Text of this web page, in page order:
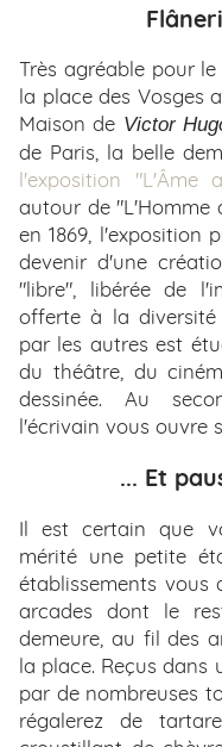
Très agréable pour
la place des Vosges
Maison de Victor
de Paris, la belle
l'exposition "L'Âme
autour de
en 1869, l'exposition
devenir d'une
"libre", libérée de
offerte à la
par les autres est
du théâtre, du
dessinée. Au
l'écrivain vous ouvre
... Et
Il est certain que
mérité une petite
établissements vous
arcades dont le
demeure, au fil des
la place. Reçus dans
par de nombreuses
régalerez de